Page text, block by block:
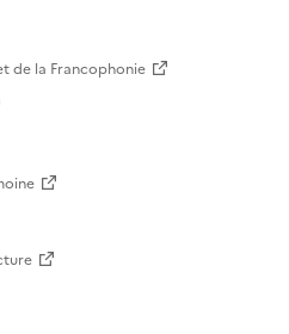
de la Francophonie